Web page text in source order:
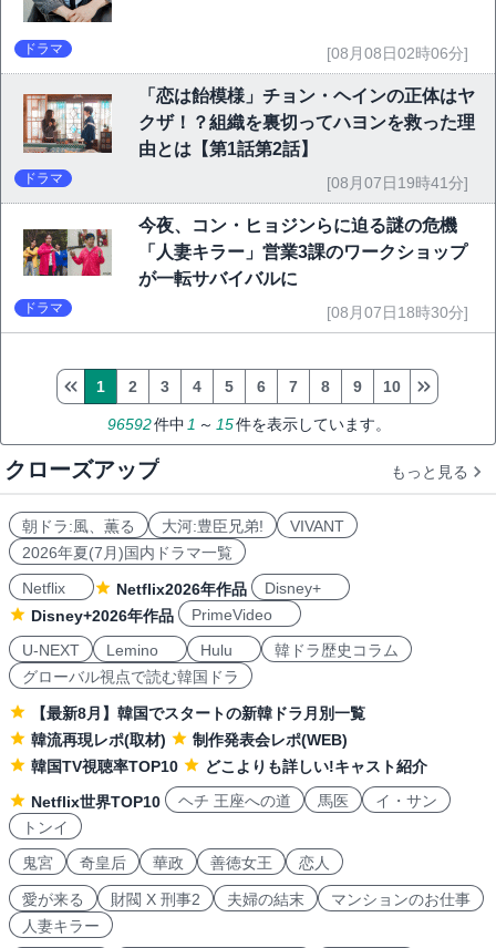
ドラマ [08月08日02時06分]
「恋は飴模様」チョン・ヘインの正体はヤ
クザ！？組織を裏切ってハヨンを救った理
由とは【第1話第2話】
ドラマ [08月07日19時41分]
今夜、コン・ヒョジンらに迫る謎の危機
「人妻キラー」営業3課のワークショップ
が一転サバイバルに
ドラマ [08月07日18時30分]
96592件中 1 ～ 15件を表示しています。
1 2 3 4 5 6 7 8 9 10
クローズアップ もっと見る
朝ドラ:風、薫る 大河:豊臣兄弟!
VIVANT
2026年夏(7月)国内ドラマ一覧
Netflix
Netflix2026年作品
Disney+
Disney+2026年作品
PrimeVideo
U-NEXT
Lemino Hulu
韓ドラ歴史コラム
グローバル視点で読む韓国ドラ
【最新8月】韓国でスタートの新韓ドラ月別一覧
韓流再現レポ(取材)
制作発表会レポ(WEB)
韓国TV視聴率TOP10
どこよりも詳しい!キャスト紹介
Netflix世界TOP10
ヘチ 王座への道 馬医
イ・サン
トンイ
鬼宮
奇皇后 華政 善徳女王 恋人
愛が来る 財閥 X 刑事2 夫婦の結末
マンションのお仕事
人妻キラー